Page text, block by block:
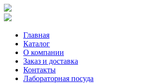
Главная
Каталог
О компании
Заказ и доставка
Контакты
Лабораторная посуда